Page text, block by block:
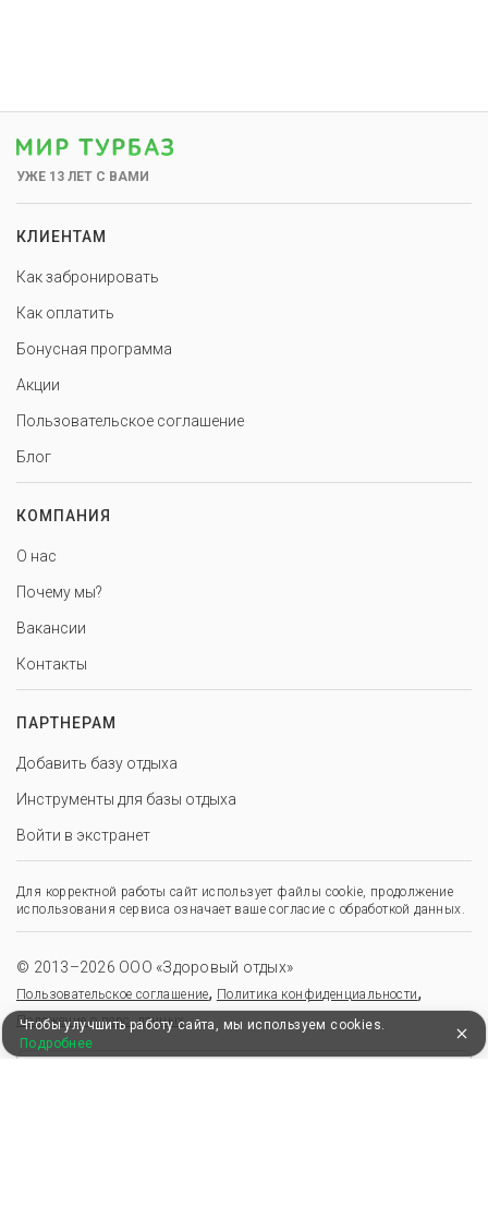
УЖЕ 13 ЛЕТ С ВАМИ
КЛИЕНТАМ
Как забронировать
Как оплатить
Бонусная программа
Акции
Пользовательское соглашение
Блог
КОМПАНИЯ
О нас
Почему мы?
Вакансии
Контакты
ПАРТНЕРАМ
Добавить базу отдыха
Инструменты для базы отдыха
Войти в экстранет
Для корректной работы сайт использует файлы cookie, продолжение
использования сервиса означает ваше согласие с обработкой данных.
© 2013–2026 ООО «Здоровый отдых»
Пользовательское соглашение, Политика конфиденциальности,
Положение о перс. данных
Чтобы улучшить работу сайта, мы используем cookies.
Подробнее